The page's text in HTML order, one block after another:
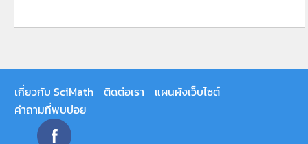
เกี่ยวกับ SciMath ติดต่อเรา
แผนผังเว็บไซต์
คำถามที่พบบ่อย